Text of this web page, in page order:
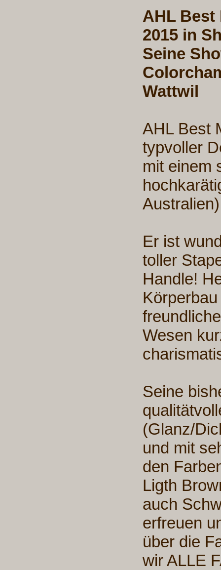
AHL Best
2015 in
Seine
Wattwil
AHL Best
typvoller
mit einem
Er ist
toller
Handle!
Wesen
Seine
(Glanz/
und mit
den
Ligth
auch
erfreuen
über die
wir ALLE